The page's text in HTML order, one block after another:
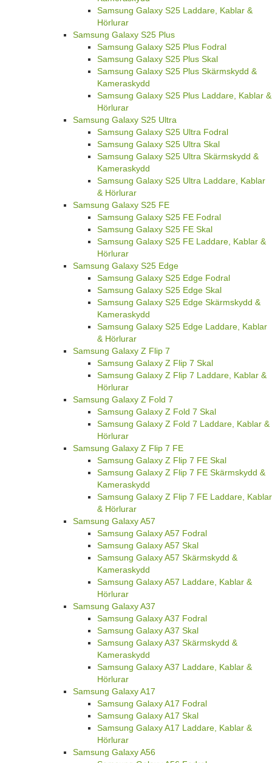
Samsung Galaxy S25 Laddare, Kablar &
Hörlurar
Samsung Galaxy S25 Plus
Samsung Galaxy S25 Plus Fodral
Samsung Galaxy S25 Plus Skal
Samsung Galaxy S25 Plus Skärmskydd &
Kameraskydd
Samsung Galaxy S25 Plus Laddare, Kablar &
Hörlurar
Samsung Galaxy S25 Ultra
Samsung Galaxy S25 Ultra Fodral
Samsung Galaxy S25 Ultra Skal
Samsung Galaxy S25 Ultra Skärmskydd &
Kameraskydd
Samsung Galaxy S25 Ultra Laddare, Kablar
& Hörlurar
Samsung Galaxy S25 FE
Samsung Galaxy S25 FE Fodral
Samsung Galaxy S25 FE Skal
Samsung Galaxy S25 FE Laddare, Kablar &
Hörlurar
Samsung Galaxy S25 Edge
Samsung Galaxy S25 Edge Fodral
Samsung Galaxy S25 Edge Skal
Samsung Galaxy S25 Edge Skärmskydd &
Kameraskydd
Samsung Galaxy S25 Edge Laddare, Kablar
& Hörlurar
Samsung Galaxy Z Flip 7
Samsung Galaxy Z Flip 7 Skal
Samsung Galaxy Z Flip 7 Laddare, Kablar &
Hörlurar
Samsung Galaxy Z Fold 7
Samsung Galaxy Z Fold 7 Skal
Samsung Galaxy Z Fold 7 Laddare, Kablar &
Hörlurar
Samsung Galaxy Z Flip 7 FE
Samsung Galaxy Z Flip 7 FE Skal
Samsung Galaxy Z Flip 7 FE Skärmskydd &
Kameraskydd
Samsung Galaxy Z Flip 7 FE Laddare, Kablar
& Hörlurar
Samsung Galaxy A57
Samsung Galaxy A57 Fodral
Samsung Galaxy A57 Skal
Samsung Galaxy A57 Skärmskydd &
Kameraskydd
Samsung Galaxy A57 Laddare, Kablar &
Hörlurar
Samsung Galaxy A37
Samsung Galaxy A37 Fodral
Samsung Galaxy A37 Skal
Samsung Galaxy A37 Skärmskydd &
Kameraskydd
Samsung Galaxy A37 Laddare, Kablar &
Hörlurar
Samsung Galaxy A17
Samsung Galaxy A17 Fodral
Samsung Galaxy A17 Skal
Samsung Galaxy A17 Laddare, Kablar &
Hörlurar
Samsung Galaxy A56